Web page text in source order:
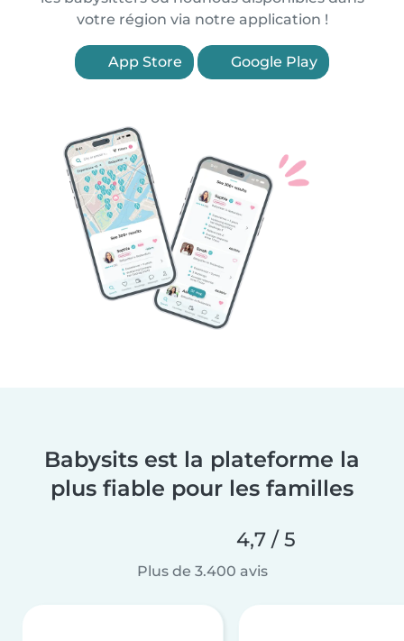
votre région via notre application !
App Store Google Play
Babysits est la plateforme la
plus fiable pour les familles
4,7 / 5
Plus de 3.400 avis